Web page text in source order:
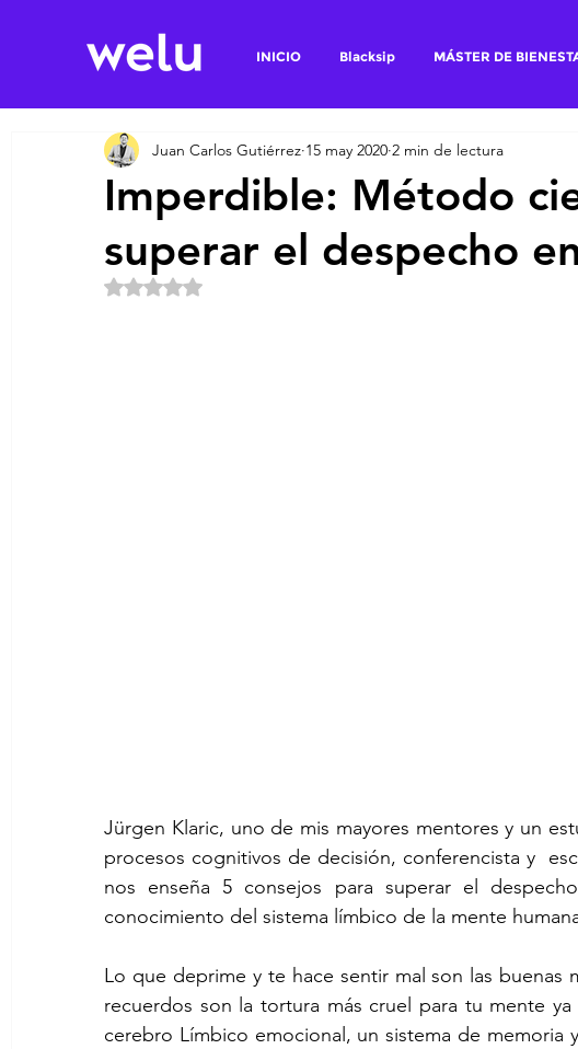
INICIO Blacksip MÁSTER DE
Imperdible: Método
superar el despecho
Juan Carlos Gutiérrez 15 may 2020 2 min de lectura
Obtuvo NaN de 5 estrellas.
Jürgen Klaric, uno de mis mayores mentores y un
procesos cognitivos de decisión, conferencista y
nos enseña 5 consejos para superar el
conocimiento del sistema límbico de la mente
Lo que deprime y te hace sentir mal son las buenas
recuerdos son la tortura más cruel para tu mente
cerebro Límbico emocional, un sistema de memoria